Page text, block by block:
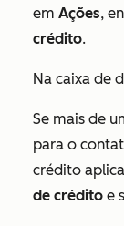
em Ações,
crédito.
Na caixa de
Se mais de
para o
crédito
de crédito e